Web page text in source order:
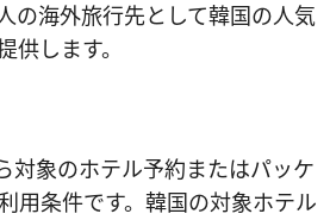
の海外旅行先として韓国の人気
します。
対象のホテル予約またはパッケ
用条件です。韓国の対象ホテル